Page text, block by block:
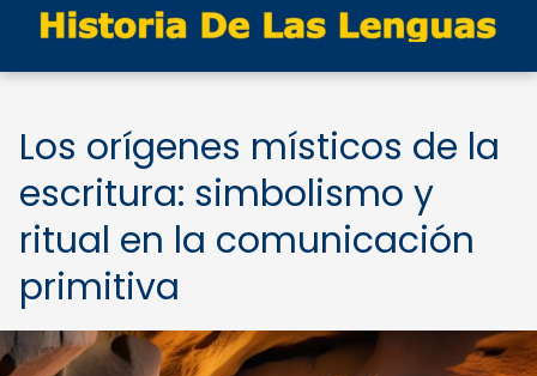
Los orígenes místicos de la
escritura: simbolismo y
ritual en la comunicación
primitiva